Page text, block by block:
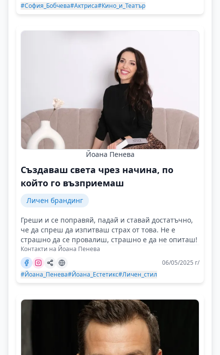
#София_Бобчева#Актриса#Кино_и_Театър
Йоана Пенева
Създаваш света чрез начина, по
който го възприемаш
Личен брандинг
Греши и се поправяй, падай и ставай достатъчно,
че да спреш да изпитваш страх от това. Не е
страшно да се провалиш, страшно е да не опиташ!
Контакти на Йоана Пенева
06/05/2025 г/
#Йоана_Пенева#Йоана_Естетикс#Личен_стил